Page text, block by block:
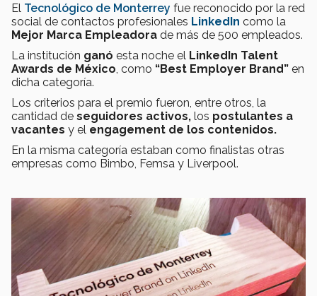
El Tecnológico de Monterrey fue reconocido por la red
social de contactos profesionales LinkedIn como la
Mejor Marca Empleadora de más de 500 empleados.
La institución ganó esta noche el LinkedIn Talent
Awards de México , como “Best Employer Brand” en
dicha categoría.
Los criterios para el premio fueron, entre otros, la
cantidad de seguidores activos, los postulantes a
vacantes y el engagement de los contenidos.
En la misma categoría estaban como finalistas otras
empresas como Bimbo, Femsa y Liverpool.